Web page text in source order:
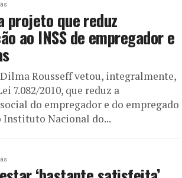
projeto que reduz
ao INSS de empregador e
Rousseff vetou, integralmente,
7.082/2010, que reduz a
do empregador e do empregado
Instituto Nacional do...